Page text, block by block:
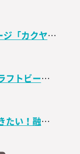
カクヤス業務用Facebookページ「カクヤス飲食店ナビ」を開設しました！
飲食店なら知っておきたいクラフトビールの世界│飲食店なんでもスクエア
この時期だからこそ知っておきたい！融資・資金調達に関するコンテンツをアップしました│飲食店なんでもスクエア